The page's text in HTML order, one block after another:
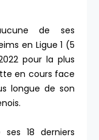
de ses
en Ligue 1 (5
pour la plus
en cours face
longue de son
18 derniers